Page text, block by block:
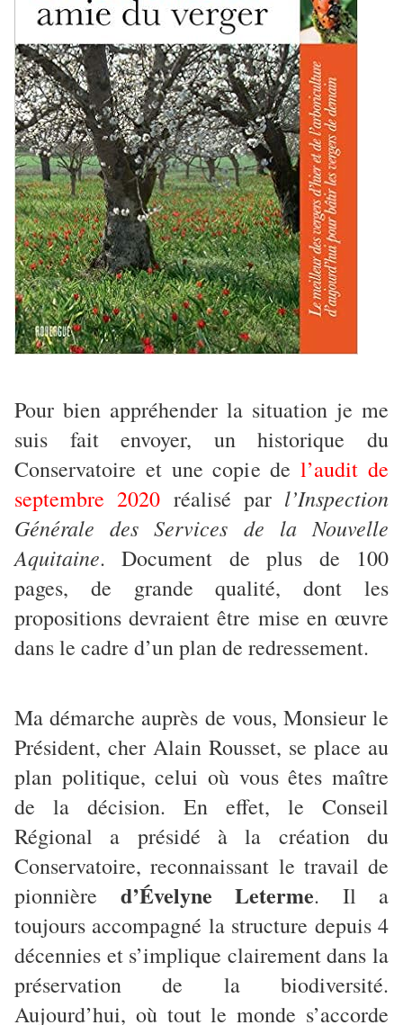
Pour bien appréhender la situation je me
suis fait envoyer, un historique du
Conservatoire et une copie del’audit de
septembre 2020 réalisé par l’Inspection
Générale des Services de la Nouvelle
Aquitaine. Document de plus de 100
pages, de grande qualité, dont les
propositions devraient être mise en œuvre
dans le cadre d’un plan de redressement.
Ma démarche auprès de vous, Monsieur le
Président, cher Alain Rousset, se place au
plan politique, celui où vous êtes maître
de la décision. En effet, le Conseil
Régional a présidé à la création du
Conservatoire, reconnaissant le travail de
pionnière d’Évelyne Leterme. Il a
toujours accompagné la structure depuis 4
décennies et s’implique clairement dans la
préservation de la biodiversité.
Aujourd’hui, où tout le monde s’accorde